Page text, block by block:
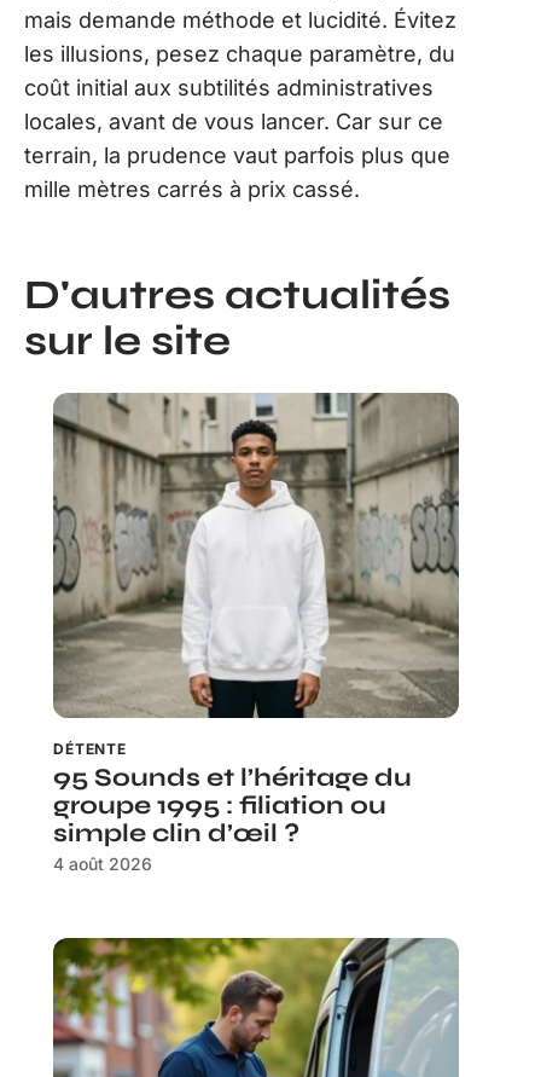
mais demande méthode et lucidité. Évitez
les illusions, pesez chaque paramètre, du
coût initial aux subtilités administratives
locales, avant de vous lancer. Car sur ce
terrain, la prudence vaut parfois plus que
mille mètres carrés à prix cassé.
D'autres actualités
sur le site
DÉTENTE
95 Sounds et l’héritage du
groupe 1995 : filiation ou
simple clin d’œil ?
4 août 2026